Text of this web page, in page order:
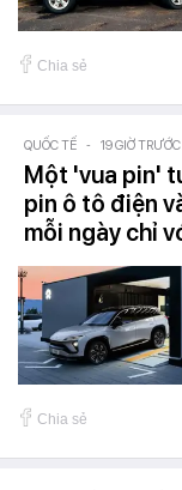
Chia sẻ
QUỐC TẾ - 19 GIỜ TRƯỚC
Một 'vua pin'
pin ô tô điện
mỗi ngày chỉ
Chia sẻ